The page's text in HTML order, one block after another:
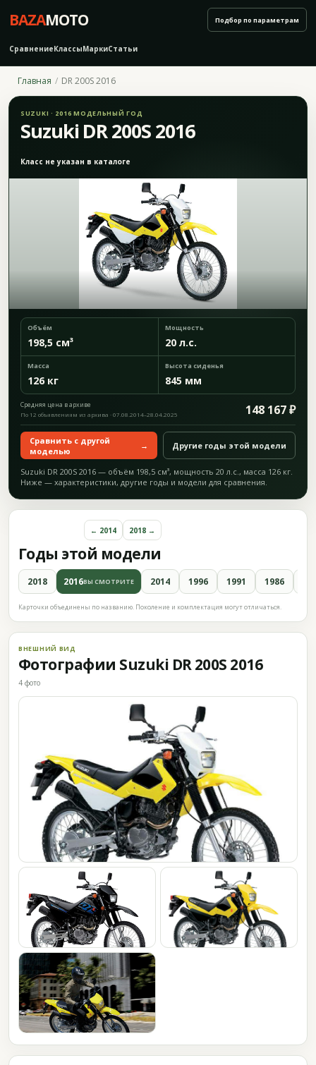
BAZAMOTO
СравнениеКлассыМаркиСтатьи
Подбор по параметрам
Главная DR 200S 2016
SUZUKI · 2016 МОДЕЛЬНЫЙ ГОД
Suzuki DR 200S 2016
Класс не указан в каталоге
Объём
198,5 см³
Мощность
20 л.с.
Масса
126 кг
Высота сиденья
845 мм
Средняя цена в архиве 148 167 ₽
По 12 объявлениям из архива · 07.08.2014–28.04.2025
Сравнить с другой
моделью
→ Другие годы этой модели
Suzuki DR 200S 2016 — объём 198,5 см³, мощность 20 л.с., масса 126 кг.
Ниже — характеристики, другие годы и модели для сравнения.
Годы этой модели
← 2014 2018 →
2018 2016ВЫ СМОТРИТЕ 2014 1996 1991 1986
Карточки объединены по названию. Поколение и комплектация могут отличаться.
ВНЕШНИЙ ВИД
Фотографии Suzuki DR 200S 2016
4 фото